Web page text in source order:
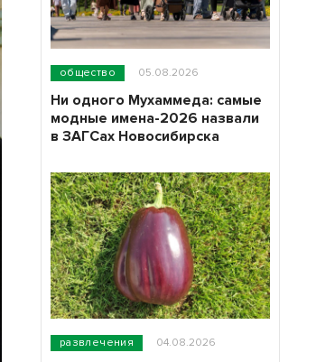
общество 05.08.2026
Ни одного Мухаммеда: самые
модные имена-2026 назвали
в ЗАГСах Новосибирска
развлечения 04.08.2026